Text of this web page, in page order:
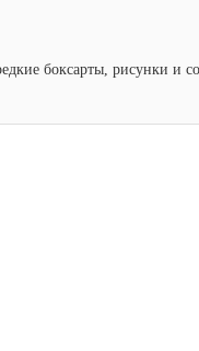
боксарты, рисунки